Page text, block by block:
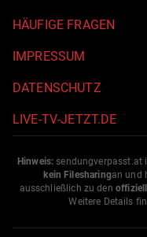
HÄUFIGE FRAGEN
IMPRESSUM
DATENSCHUTZ
LIVE-TV-JETZT.DE
Hinweis: sendungverpasst.at
kein Filesharingan und
ausschließlich zu den
Weitere Details